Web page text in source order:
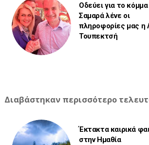
Οδεύει για το
Σαμαρά λένε οι
πληροφορίες μας η
Τουπεκτσή
Διαβάστηκαν περισσότερο
Έκτακτα καιρικά
στην Ημαθία